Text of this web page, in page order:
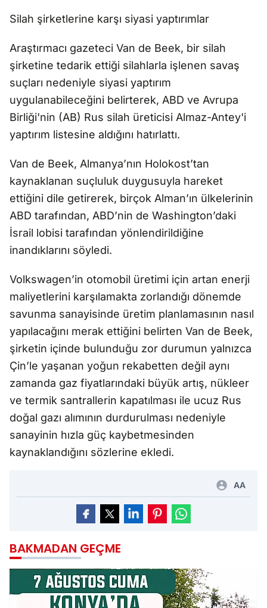
Silah şirketlerine karşı siyasi yaptırımlar
Araştırmacı gazeteci Van de Beek, bir silah
şirketine tedarik ettiği silahlarla işlenen savaş
suçları nedeniyle siyasi yaptırım
uygulanabileceğini belirterek, ABD ve Avrupa
Birliği'nin (AB) Rus silah üreticisi Almaz-Antey'i
yaptırım listesine aldığını hatırlattı.
Van de Beek, Almanya’nın Holokost’tan
kaynaklanan suçluluk duygusuyla hareket
ettiğini dile getirerek, birçok Alman’ın ülkelerinin
ABD tarafından, ABD’nin de Washington’daki
İsrail lobisi tarafından yönlendirildiğine
inandıklarını söyledi.
Volkswagen’in otomobil üretimi için artan enerji
maliyetlerini karşılamakta zorlandığı dönemde
savunma sanayisinde üretim planlamasının nasıl
yapılacağını merak ettiğini belirten Van de Beek,
şirketin içinde bulunduğu zor durumun yalnızca
Çin’le yaşanan yoğun rekabetten değil aynı
zamanda gaz fiyatlarındaki büyük artış, nükleer
ve termik santrallerin kapatılması ile ucuz Rus
doğal gazı alımının durdurulması nedeniyle
sanayinin hızla güç kaybetmesinden
kaynaklandığını sözlerine ekledi.
AA
BAKMADAN GEÇME